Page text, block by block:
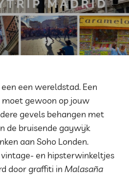
een wereldstad. Een
moet gewoon op jouw
gevels behangen met
de bruisende gaywijk
aan Soho Londen.
en hipsterwinkeltjes
door graffiti in Malasaña